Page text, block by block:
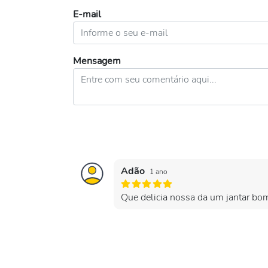
E-mail
Mensagem
Adão 1 ano
Que delicia nossa da um jantar